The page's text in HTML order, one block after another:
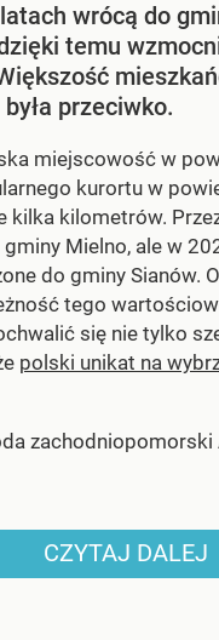
wrócą do
temu
przeciwko.
miejscowość w
kurortu w
kilka kilometrów.
gminy Mielno, ale w
do gminy Sianów.
tego
się nie tylko
polski unikat na
zachodniopomorski
CZYTAJ DALEJ